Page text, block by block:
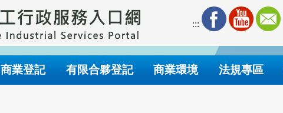
:::
商業登記 有限合夥登記 商業環境 法規專區